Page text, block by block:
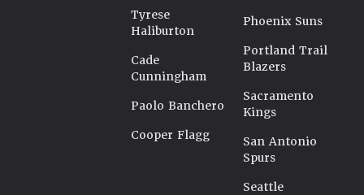
Tyrese
Haliburton
Cade
Cunningham
Paolo Banchero
Cooper Flagg
Phoenix Suns
Portland Trail
Blazers
Sacramento
Kings
San Antonio
Spurs
Seattle